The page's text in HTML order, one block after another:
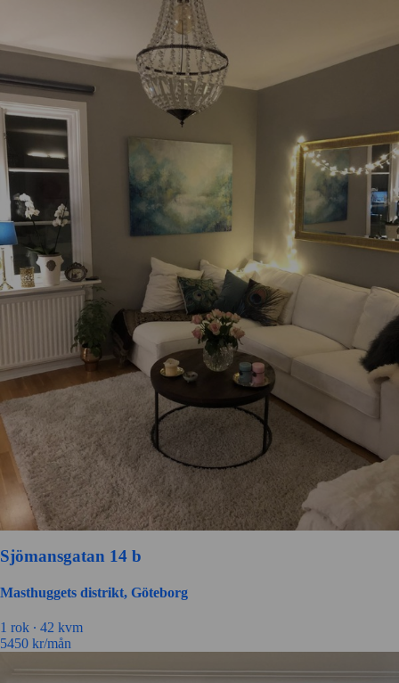
Sjömansgatan 14 b
Masthuggets distrikt, Göteborg
1 rok ∙ 42 kvm
5450 kr/mån